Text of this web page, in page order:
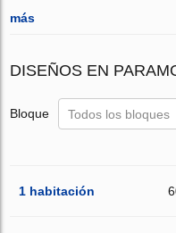
más
DISEÑOS EN
Bloque Todos los bloques
1 habitación